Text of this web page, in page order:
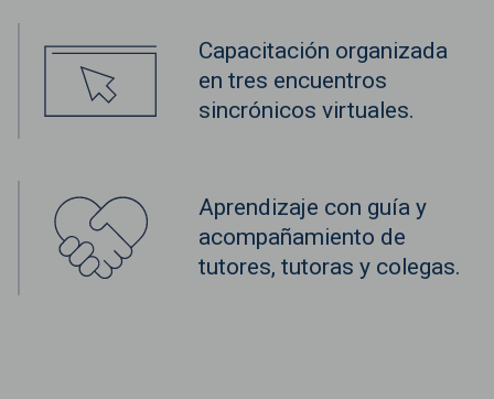
Capacitación organizada
en tres encuentros
sincrónicos virtuales.
Aprendizaje con guía y
acompañamiento de
tutores, tutoras y colegas.